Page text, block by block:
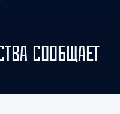
СООБЩАЕТ